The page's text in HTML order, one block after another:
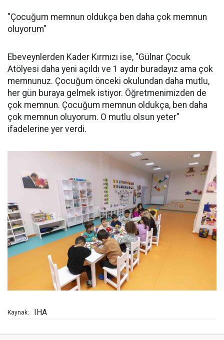
"Çocuğum memnun oldukça ben daha çok memnun
oluyorum"
Ebeveynlerden Kader Kırmızı ise, "Gülnar Çocuk
Atölyesi daha yeni açıldı ve 1 aydır buradayız ama çok
memnunuz. Çocuğum önceki okulundan daha mutlu,
her gün buraya gelmek istiyor. Öğretmenimizden de
çok memnun. Çocuğum memnun oldukça, ben daha
çok memnun oluyorum. O mutlu olsun yeter"
ifadelerine yer verdi.
Kaynak: IHA